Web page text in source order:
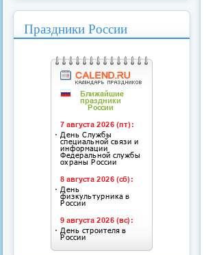
Праздники России